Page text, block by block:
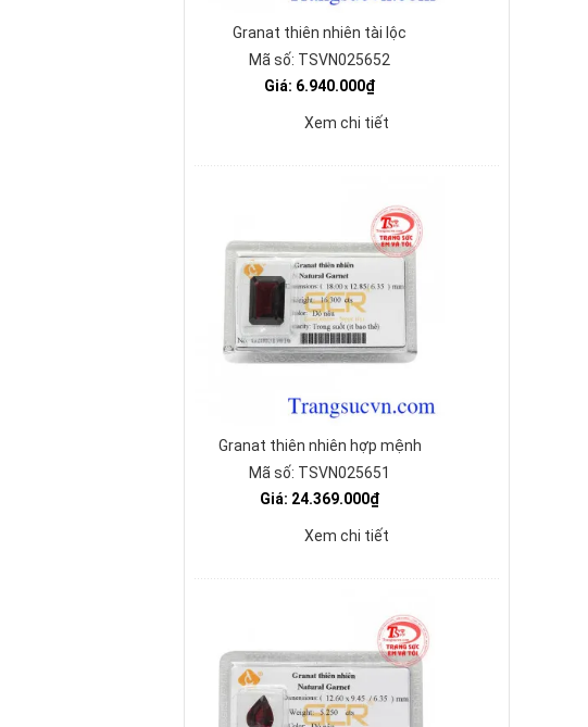
Granat thiên nhiên tài lộc
Mã số: TSVN025652
Giá: 6.940.000₫
Xem chi tiết
Granat thiên nhiên hợp mệnh
Mã số: TSVN025651
Giá: 24.369.000₫
Xem chi tiết